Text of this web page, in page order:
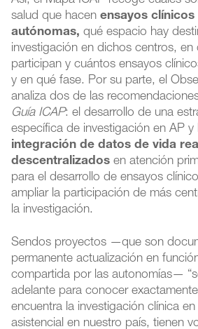
salud que hacen ensayos
autónomas, qué espacio hay
investigación en dichos centros,
participan y cuántos ensayos
y en qué fase. Por su parte, el
analiza dos de las
Guía ICAP: el desarrollo de una
específica de investigación en AP
integración de datos de vida
descentralizados en atención
para el desarrollo de ensayos
ampliar la participación de más
la investigación.
Sendos proyectos —que son
permanente actualización en
compartida por las autonomías—
adelante para conocer
encuentra la investigación clínica en
asistencial en nuestro país, tienen